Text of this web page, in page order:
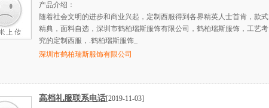
产品介绍：
随着社会文明的进步和商业兴起，定制西服得到各界精英人士首肯，款式
精典，面料自选，深圳市鹤柏瑞斯服饰有限公司，鹤柏瑞斯服饰，工艺考
究的定制西服，.鹤柏瑞斯服饰_
深圳市鹤柏瑞斯服饰有限公司
高档礼服联系电话[2019-11-03]